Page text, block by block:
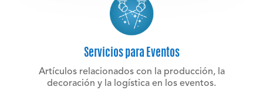
Servicios para Eventos
Artículos relacionados con la producción, la
decoración y la logística en los eventos.